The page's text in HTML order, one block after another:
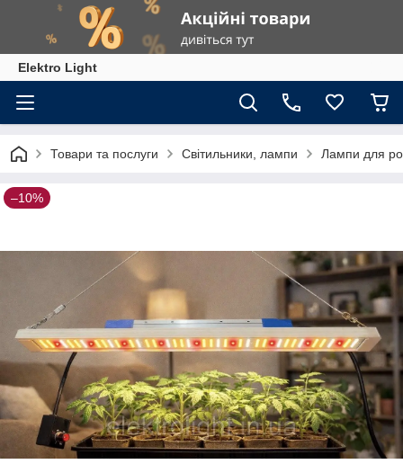
Elektro Light
Товари та послуги Світильники, лампи Лампи для
–10%